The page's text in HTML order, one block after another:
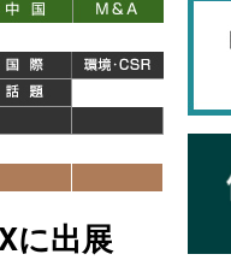
に出展